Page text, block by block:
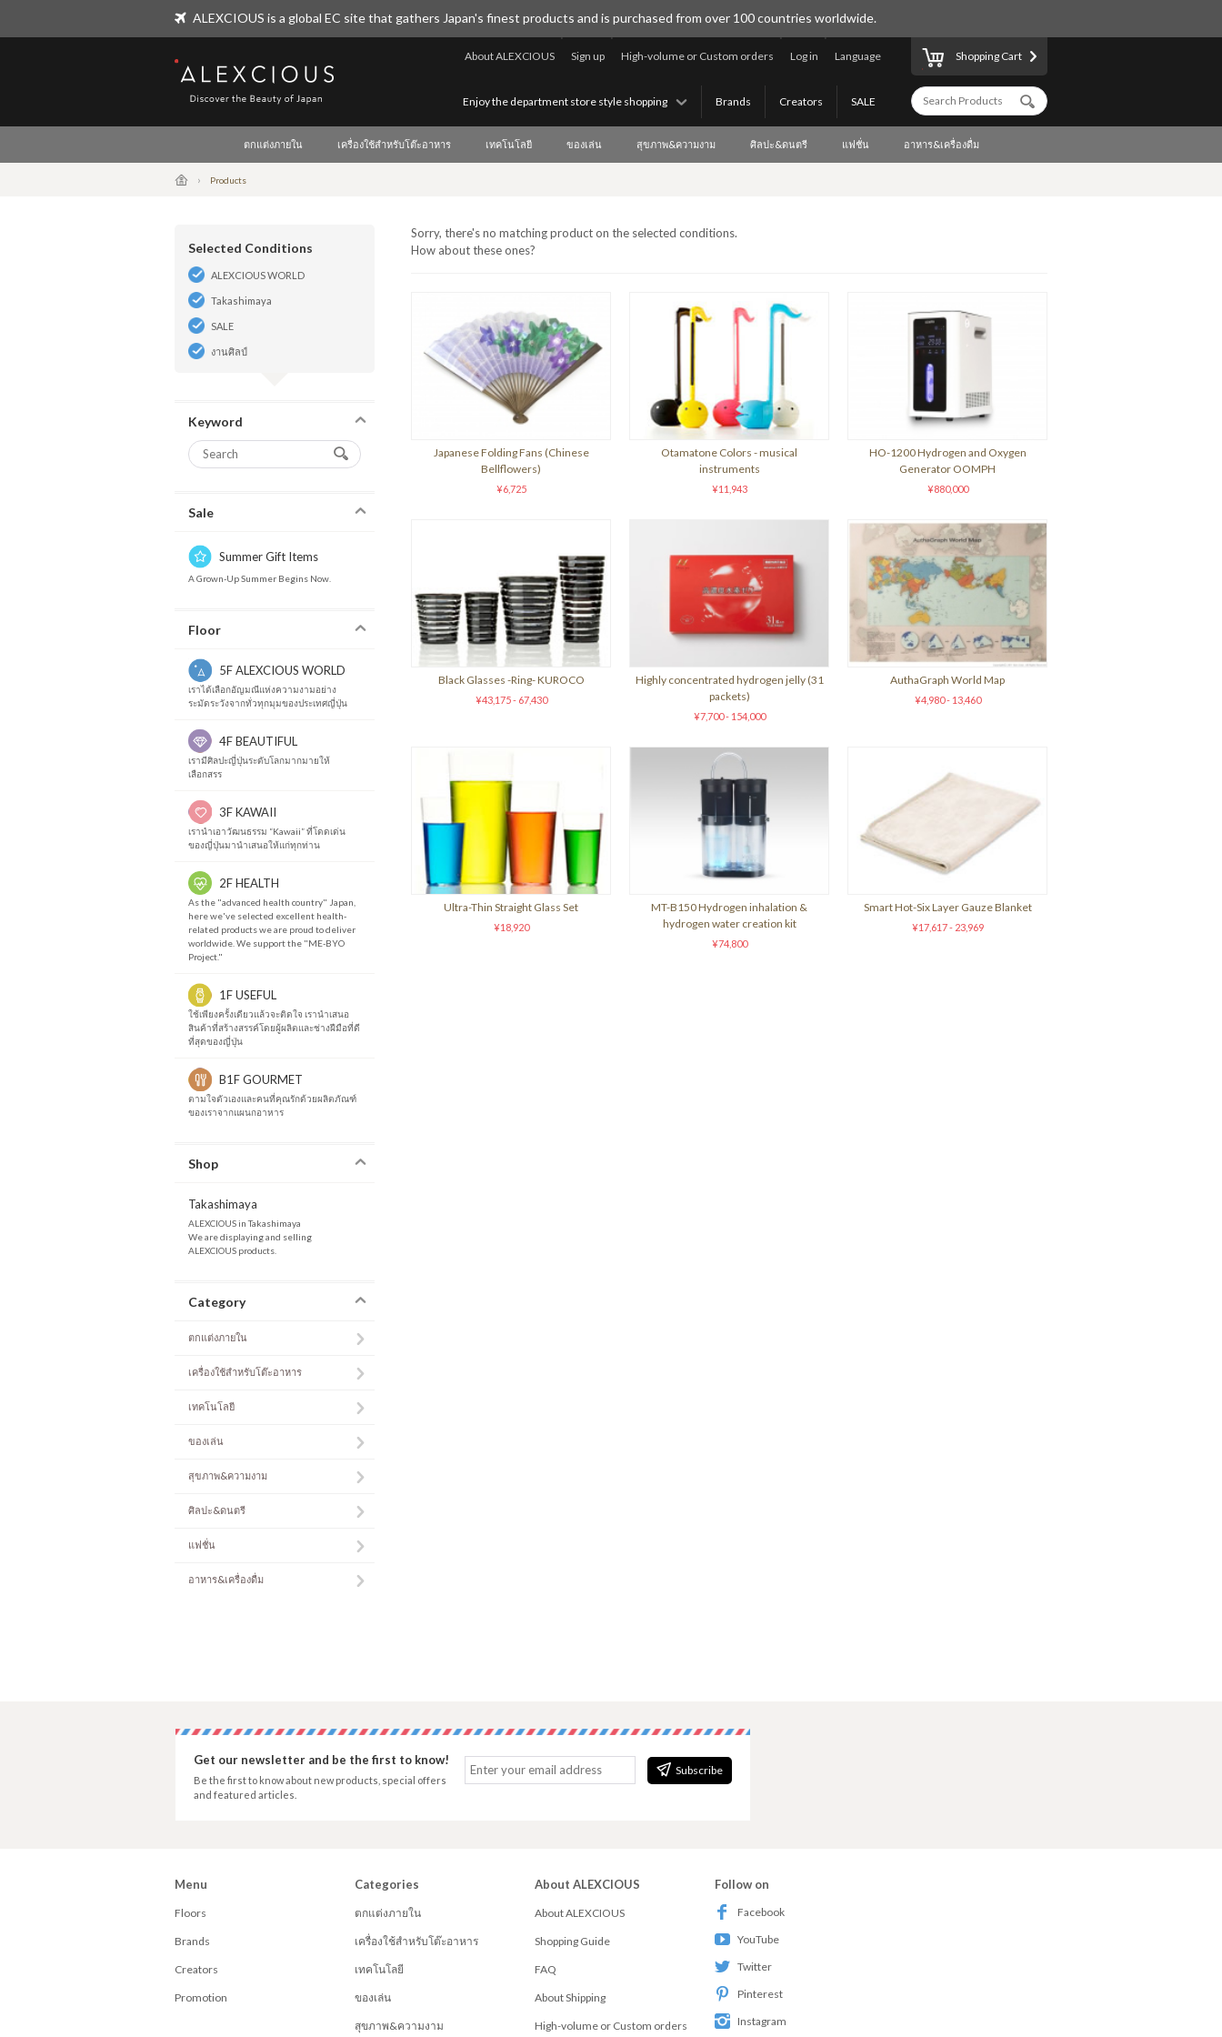
ALEXCIOUS is a global EC site that gathers Japan's finest products and is purchased from over 100 countries worldwide.
ALEXCIOUS
Language
Log in
High-volume or Custom orders
Sign up
About ALEXCIOUS
SALE
Creators
Brands
Enjoy the department store style shopping
Shopping Cart
ตกแต่งภายใน เครื่องใช้สำหรับโต๊ะอาหาร เทคโนโลยี ของเล่น สุขภาพ&ความงาม ศิลปะ&ดนตรี แฟชั่น อาหาร&เครื่องดื่ม
Products
Selected Conditions
ALEXCIOUS WORLD
Takashimaya
SALE
งานศิลป์
Keyword
Sale
Summer Gift Items
A Grown-Up Summer Begins Now.
Floor
5F ALEXCIOUS WORLD
เราได้เลือกอัญมณีแห่งความงามอย่าง
ระมัดระวังจากทั่วทุกมุมของประเทศญี่ปุ่น
4F BEAUTIFUL
เรามีศิลปะญี่ปุ่นระดับโลกมากมายให้
เลือกสรร
3F KAWAII
เรานำเอาวัฒนธรรม “Kawaii” ที่โดดเด่น
ของญี่ปุ่นมานำเสนอให้แก่ทุกท่าน
2F HEALTH
As the "advanced health country" Japan,
here we've selected excellent health-
related products we are proud to deliver
worldwide. We support the "ME-BYO
Project."
1F USEFUL
ใช้เพียงครั้งเดียวแล้วจะติดใจ เรานำเสนอ
สินค้าที่สร้างสรรค์โดยผู้ผลิตและช่างฝีมือที่ดี
ที่สุดของญี่ปุ่น
B1F GOURMET
ตามใจตัวเองและคนที่คุณรักด้วยผลิตภัณฑ์
ของเราจากแผนกอาหาร
Shop
Takashimaya
ALEXCIOUS in Takashimaya
We are displaying and selling
ALEXCIOUS products.
Category
ตกแต่งภายใน
เครื่องใช้สำหรับโต๊ะอาหาร
เทคโนโลยี
ของเล่น
สุขภาพ&ความงาม
ศิลปะ&ดนตรี
แฟชั่น
อาหาร&เครื่องดื่ม
Sorry, there's no matching product on the selected conditions.
How about these ones?
Japanese Folding Fans (Chinese
Bellflowers)
¥6,725
Otamatone Colors - musical
instruments
¥11,943
HO-1200 Hydrogen and Oxygen
Generator OOMPH
¥880,000
Black Glasses -Ring- KUROCO
¥43,175 - 67,430
Highly concentrated hydrogen jelly (31
packets)
¥7,700 - 154,000
AuthaGraph World Map
¥4,980 - 13,460
Ultra-Thin Straight Glass Set
¥18,920
MT-B150 Hydrogen inhalation &
hydrogen water creation kit
¥74,800
Smart Hot-Six Layer Gauze Blanket
¥17,617 - 23,969
Subscribe
Get our newsletter and be the first to know!
Be the first to know about new products, special offers
and featured articles.
Menu
Floors
Brands
Creators
Promotion
Categories
ตกแต่งภายใน
เครื่องใช้สำหรับโต๊ะอาหาร
เทคโนโลยี
ของเล่น
สุขภาพ&ความงาม
About ALEXCIOUS
About ALEXCIOUS
Shopping Guide
FAQ
About Shipping
High-volume or Custom orders
Follow on
Facebook
YouTube
Twitter
Pinterest
Instagram